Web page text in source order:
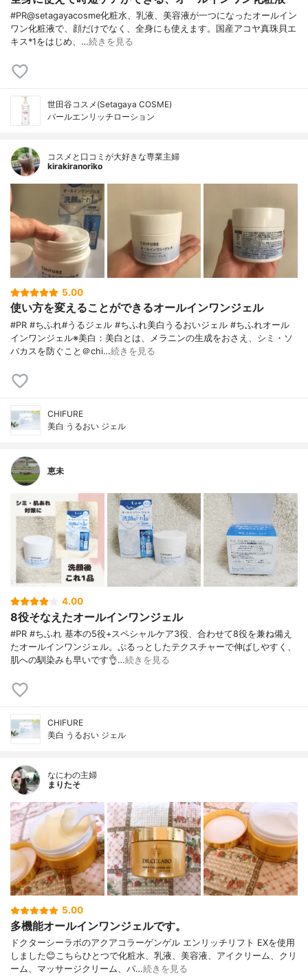
#PR@setagayacosme化粧水、乳液、美容液が一つになったオールイン
ワン化粧液で、顔だけでなく、全身にも使えます。国産アコヤ真珠貝エ
キス*1をはじめ、…続きを見る
世田谷コスメ(Setagaya COSME)
パールエンリッチローション
コスメと口コミが大好きな専業主婦
kirakiranoriko
5.00
使い方を変えることができるオールインワンジェル
#PR #ちふれ#うるジェル #ちふれ美白うるおいジェル #ちふれオール
インワンジェル※美白：美白とは、メラニンの生成をおさえ、シミ・ソ
バカスを防ぐこと＠chi…続きを見る
CHIFURE
美白 うるおい ジェル
恵未
4.00
8役そなえたオールインワンジェル
#PR #ちふれ 基本の5役+スペシャルケア3役、合わせて8役を兼ね備え
たオールインワンジェル。ぷるっとしたテクスチャーで伸ばしやすく、
肌への馴染みも早いです👌…続きを見る
CHIFURE
美白 うるおい ジェル
なにわの主婦
まりたそ
5.00
多機能オールインワンジェルです。
ドクターシーラボのアクアコラーゲンゲル エンリッチリフト EXを使用
しました😊こちらひとつで化粧水、乳液、美容液、アイクリーム、クリ
ーム、マッサージクリーム、パ…続きを見る